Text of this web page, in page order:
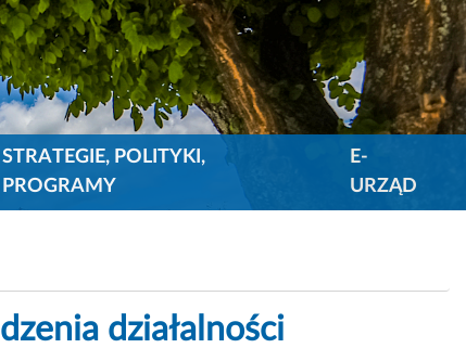
STRATEGIE, POLITYKI,
PROGRAMY
E-
URZĄD
działalności